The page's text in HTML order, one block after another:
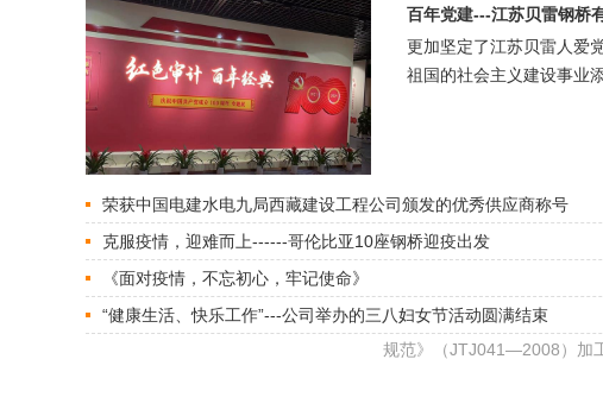
百年党建---江苏贝雷钢桥
更加坚定了江苏贝雷人爱
祖国的社会主义建设事业
荣获中国电建水电九局西藏建设工程公司颁发的优秀供应商称号
克服疫情，迎难而上------哥伦比亚10座钢桥迎疫出发
《面对疫情，不忘初心，牢记使命》
“健康生活、快乐工作”---公司举办的三八妇女节活动圆满结束
规范》（JTJ041—2008）加